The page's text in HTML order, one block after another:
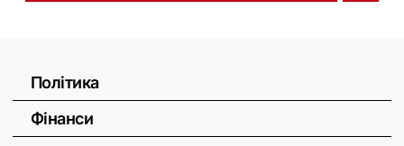
Політика
Фінанси